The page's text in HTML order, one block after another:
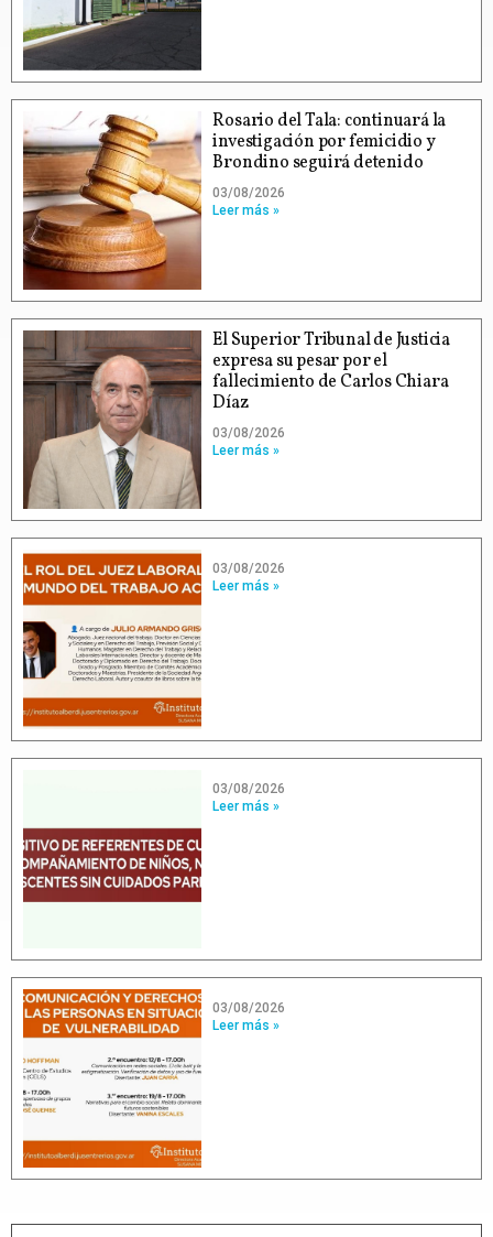
Rosario del Tala: continuará la
investigación por femicidio y
Brondino seguirá detenido
03/08/2026
Leer más »
El Superior Tribunal de Justicia
expresa su pesar por el
fallecimiento de Carlos Chiara
Díaz
03/08/2026
Leer más »
03/08/2026
Leer más »
03/08/2026
Leer más »
03/08/2026
Leer más »